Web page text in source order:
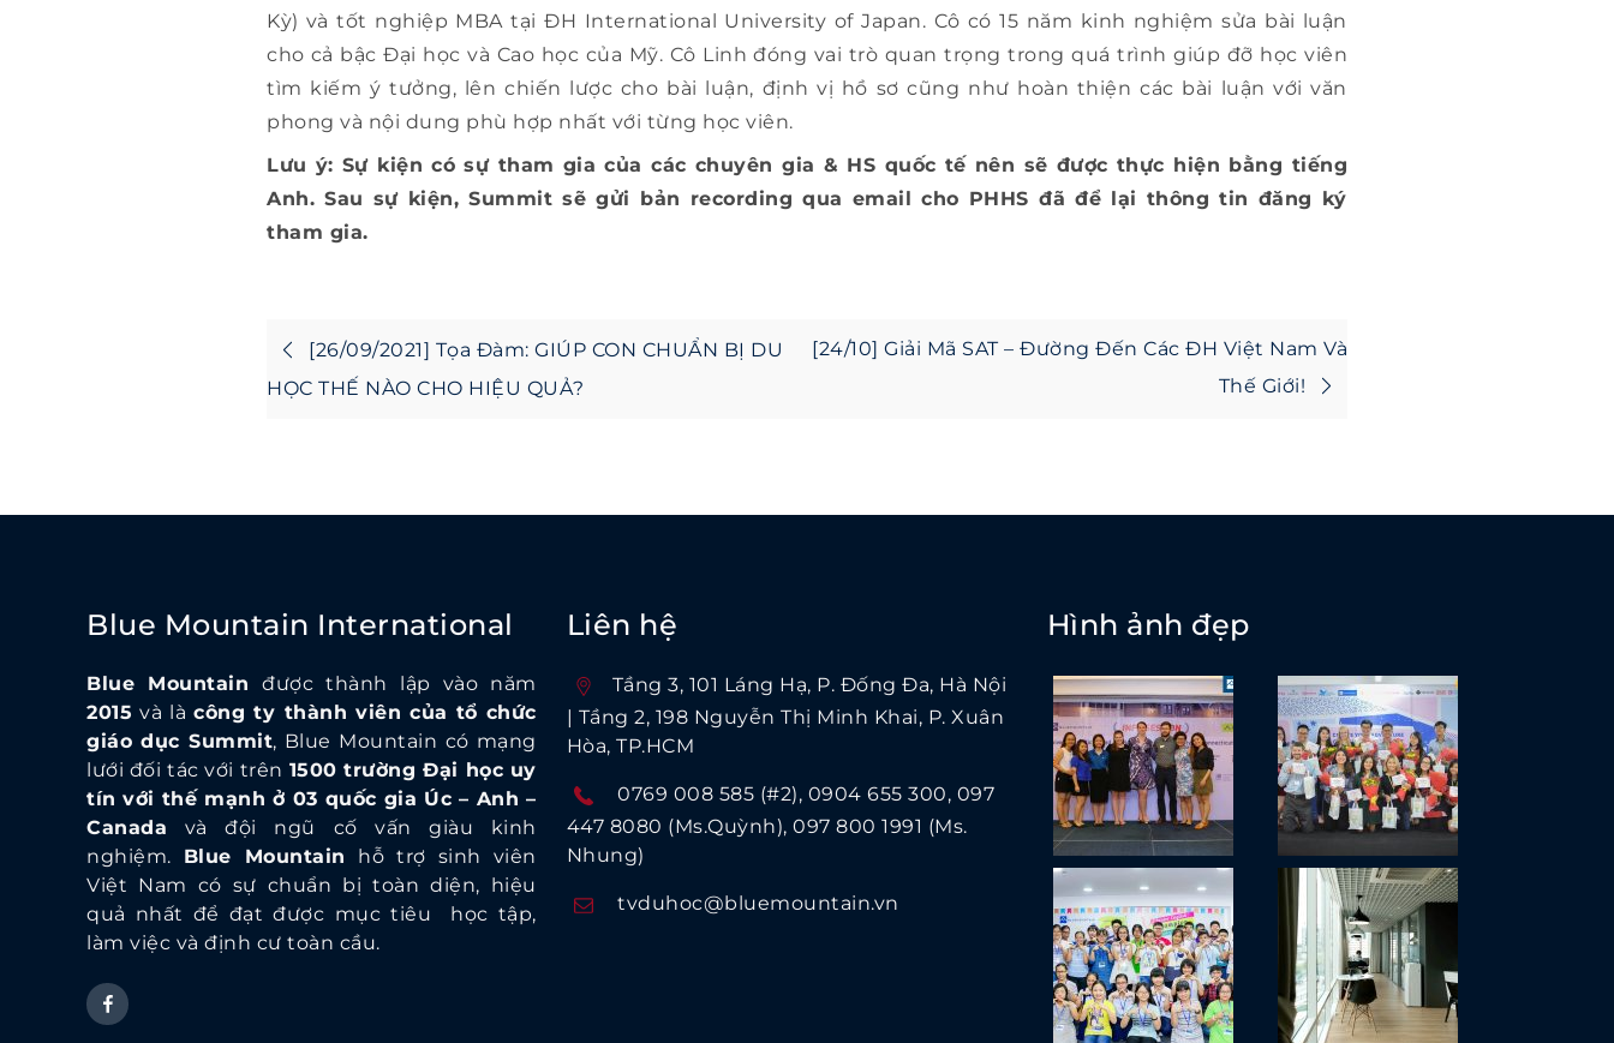
Kỳ) và tốt nghiệp MBA tại ĐH International University of Japan. Cô có 15 năm kinh nghiệm sửa bài luận
cho cả bậc Đại học và Cao học của Mỹ. Cô Linh đóng vai trò quan trọng trong quá trình giúp đỡ học viên
tìm kiếm ý tưởng, lên chiến lược cho bài luận, định vị hồ sơ cũng như hoàn thiện các bài luận với văn
phong và nội dung phù hợp nhất với từng học viên.
Lưu ý: Sự kiện có sự tham gia của các chuyên gia & HS quốc tế nên sẽ được thực hiện bằng tiếng
Anh. Sau sự kiện, Summit sẽ gửi bản recording qua email cho PHHS đã để lại thông tin đăng ký
tham gia.
Post
navigation
[26/09/2021] Tọa Đàm: GIÚP CON CHUẨN BỊ DU
HỌC THẾ NÀO CHO HIỆU QUẢ?
[24/10] Giải Mã SAT – Đường Đến Các ĐH Việt Nam Và
Thế Giới!
Blue Mountain International
Blue Mountainđược thành lập vào năm
2015 và làcông ty thành viên của tổ chức
giáo dục Summit, Blue Mountain có mạng
lưới đối tác với trên 1500 trường Đại học uy
tín với thế mạnh ở 03 quốc gia Úc – Anh –
Canada và đội ngũ cố vấn giàu kinh
nghiệm. Blue Mountain hỗ trợ sinh viên
Việt Nam có sự chuẩn bị toàn diện, hiệu
quả nhất để đạt được mục tiêu học tập,
làm việc và định cư toàn cầu.
Liên hệ
Tầng 3, 101 Láng Hạ, P. Ðống Ða, Hà Nội
| Tầng 2, 198 Nguyễn Thị Minh Khai, P. Xuân
Hòa, TP.HCM
0769 008 585 (#2) 0904 655 300 097
447 8080 (Ms.Quỳnh) 097 800 1991 (Ms.
Nhung)
tvduhoc@bluemountain.vn
Hình ảnh đẹp